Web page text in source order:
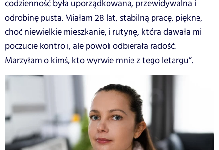
codzienność była uporządkowana, przewidywalna i
odrobinę pusta. Miałam 28 lat, stabilną pracę, piękne,
choć niewielkie mieszkanie, i rutynę, która dawała mi
poczucie kontroli, ale powoli odbierała radość.
Marzyłam o kimś, kto wyrwie mnie z tego letargu”.